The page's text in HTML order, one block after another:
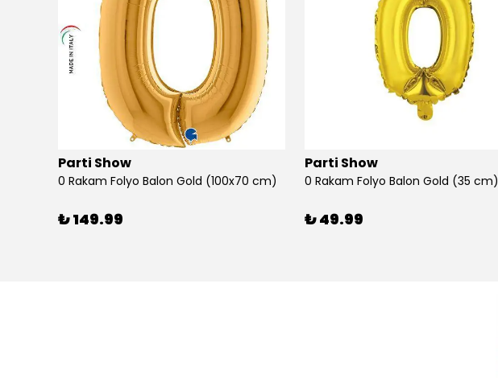
Parti Show
0 Rakam Folyo Balon Gold (100x70 cm)
₺ 149.99
Parti Show
0 Rakam Folyo Balon Gold (35 cm)
₺ 49.99